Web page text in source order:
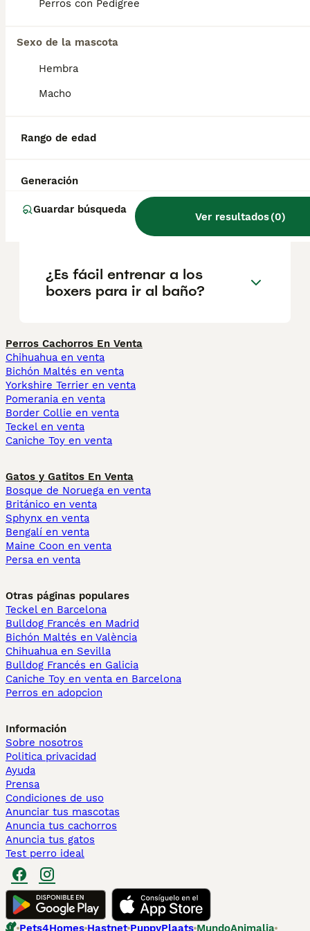
Perros con Pedigree
Sexo de la mascota
Hembra
Macho
Rango de edad
Generación
Guardar búsqueda
Ver resultados(0)
¿Cuál es la mejor edad para
¿Cómo son los bóxer perros
¿Es un boxer un buen perro
de casa?
¿Es fácil entrenar a los
boxers para ir al baño?
Perros Cachorros En Venta
Chihuahua en venta
Bichón Maltés en venta
Yorkshire Terrier en venta
Pomerania en venta
Border Collie en venta
Teckel en venta
Caniche Toy en venta
Gatos y Gatitos En Venta
Bosque de Noruega en venta
Británico en venta
Sphynx en venta
Bengalí en venta
Maine Coon en venta
Persa en venta
Otras páginas populares
Teckel en Barcelona
Bulldog Francés en Madrid
Bichón Maltés en València
Chihuahua en Sevilla
Bulldog Francés en Galicia
Caniche Toy en venta en Barcelona
Perros en adopcion
Información
Sobre nosotros
Politica privacidad
Ayuda
Prensa
Condiciones de uso
Anunciar tus mascotas
Anuncia tus cachorros
Anuncia tus gatos
Test perro ideal